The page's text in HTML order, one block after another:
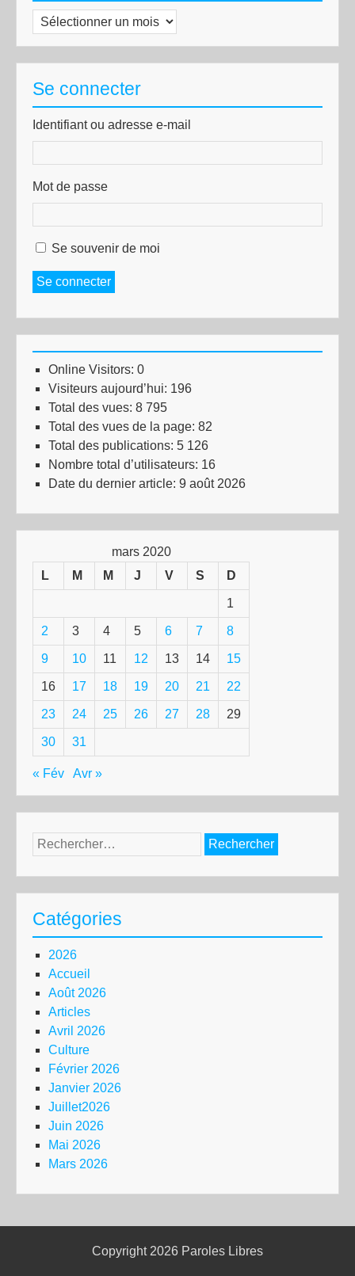
Archives
Se connecter
Identifiant ou adresse e-mail
Mot de passe
Se souvenir de moi
Se connecter
Online Visitors: 0
Visiteurs aujourd’hui: 196
Total des vues: 8 795
Total des vues de la page: 82
Total des publications: 5 126
Nombre total d’utilisateurs: 16
Date du dernier article: 9 août 2026
mars 2020
L
M M J V S D
1
2 3 4 5 6 7 8
9 10 11 12 13 14 15
16 17 18 19 20 21 22
23 24 25 26 27 28 29
30 31
« Fév Avr »
Rechercher :
Catégories
2026
Accueil
Août 2026
Articles
Avril 2026
Culture
Février 2026
Janvier 2026
Juillet2026
Juin 2026
Mai 2026
Mars 2026
Copyright 2026 Paroles Libres